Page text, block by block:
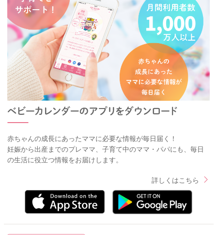
赤ちゃんの成長にあったママに必要な情報が毎日届く！
妊娠から出産までのプレママ、子育て中のママ・パパにも、毎日
の生活に役立つ情報をお届けします。
詳しくはこちら